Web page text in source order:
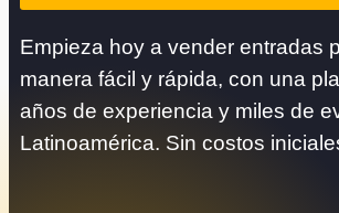
Empieza hoy a vender entradas
manera fácil y rápida, con una
años de experiencia y miles de
Latinoamérica. Sin costos